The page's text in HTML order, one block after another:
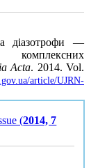
діазотрофи —
комплексних
Acta. 2014. Vol.
article/UJRN-
(2014, 7